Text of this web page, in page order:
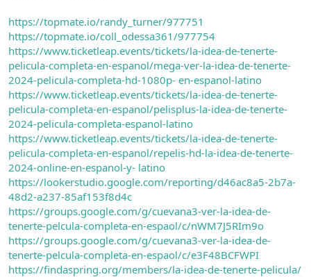
https://topmate.io/randy_turner/977751
https://topmate.io/coll_odessa361/977754
https://www.ticketleap.events/tickets/la-idea-de-tenerte-
pelicula-completa-en-espanol/mega-ver-la-idea-de-tenerte-
2024-pelicula-completa-hd-1080p- en-espanol-latino
https://www.ticketleap.events/tickets/la-idea-de-tenerte-
pelicula-completa-en-espanol/pelisplus-la-idea-de-tenerte-
2024-pelicula-completa-espanol-latino
https://www.ticketleap.events/tickets/la-idea-de-tenerte-
pelicula-completa-en-espanol/repelis-hd-la-idea-de-tenerte-
2024-online-en-espanol-y- latino
https://lookerstudio.google.com/reporting/d46ac8a5-2b7a-
48d2-a237-85af153f8d4c
https://groups.google.com/g/cuevana3-ver-la-idea-de-
tenerte-pelcula-completa-en-espaol/c/nWM7J5RIm9o
https://groups.google.com/g/cuevana3-ver-la-idea-de-
tenerte-pelcula-completa-en-espaol/c/e3F48BCFWPI
https://findaspring.org/members/la-idea-de-tenerte-pelicula/